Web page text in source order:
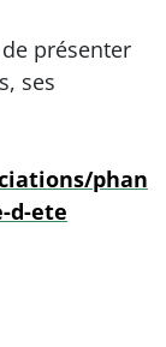
présenter
ses
phan
d-ete